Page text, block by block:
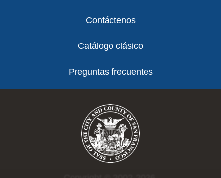
Contáctenos
Catálogo clásico
Preguntas frecuentes